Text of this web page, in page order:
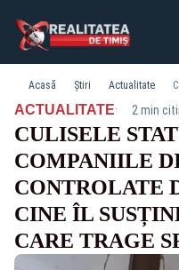
Acasă Știri Actualitate
ACTUALITATE· 2 min
CULISELE
COMPANIILE
CONTROLATE
CINE ÎL
CARE TRAGE